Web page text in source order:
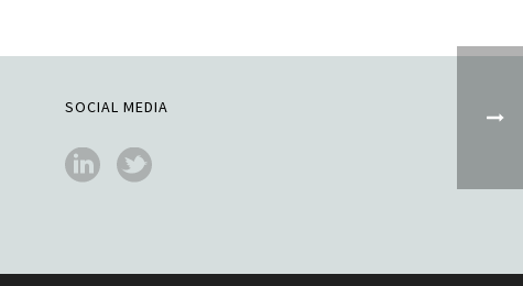
SOCIAL MEDIA